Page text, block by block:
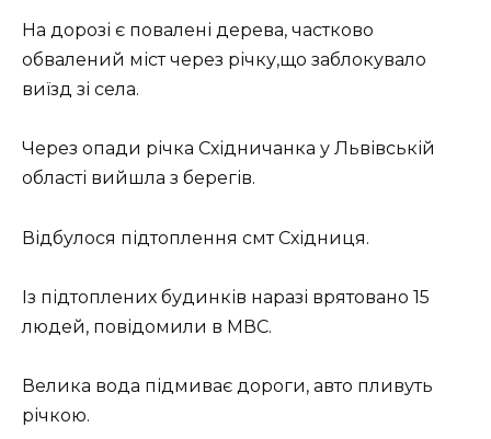
На дорозі є повалені дерева, частково
обвалений міст через річку,що заблокувало
виїзд зі села.
Через опади річка Східничанка у Львівській
області вийшла з берегів.
Відбулося підтоплення смт Східниця.
Із підтоплених будинків наразі врятовано 15
людей, повідомили в МВС.
Велика вода підмиває дороги, авто пливуть
річкою.